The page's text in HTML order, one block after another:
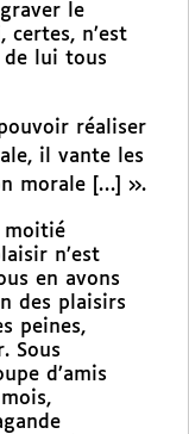
le
certes, n’est
lui tous
réaliser
il vante les
morale […] ».
moitié
n’est
en avons
des plaisirs
peines,
Sous
d’amis